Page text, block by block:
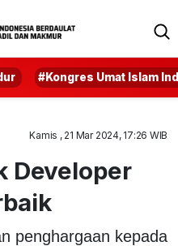
#Kongres Umat Islam
Kamis , 21 Mar 2024, 17:26 WIB
Developer
penghargaan kepada